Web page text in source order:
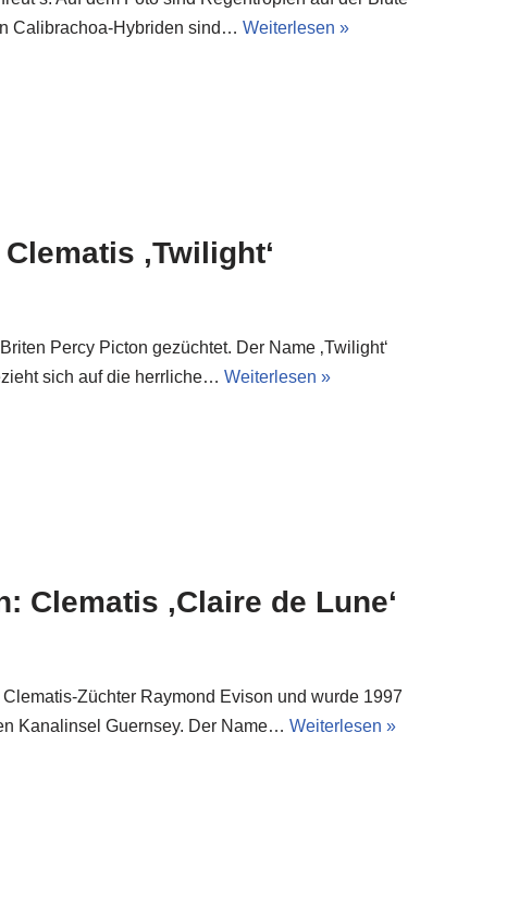
Calibrachoa-Hybriden sind… Weiterlesen »
‚Twilight‘
Percy Picton gezüchtet. Der Name ‚Twilight‘
sich auf die herrliche… Weiterlesen »
Clematis ‚Claire de Lune‘
Züchter Raymond Evison und wurde 1997
Kanalinsel Guernsey. Der Name… Weiterlesen »